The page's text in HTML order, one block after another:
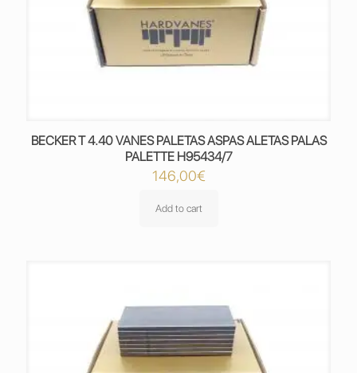
BECKER T 4.40 VANES PALETAS ASPAS ALETAS PALAS
PALETTE H95434/7
146,00€
Add to cart